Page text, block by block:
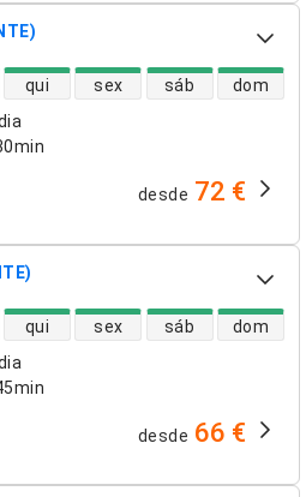
qui sex sáb dom
desde 72 €
qui sex sáb dom
desde 66 €